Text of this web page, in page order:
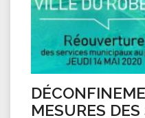
MESURES DES